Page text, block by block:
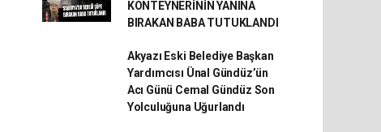
KONTEYNERİNİN YANINA
BIRAKAN BABA TUTUKLANDI
Akyazı Eski Belediye Başkan
Yardımcısı Ünal Gündüz’ün
Acı Günü Cemal Gündüz Son
Yolculuğuna Uğurlandı